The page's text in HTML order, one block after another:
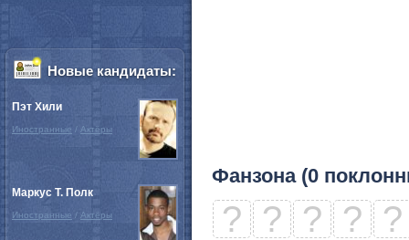
Фанзона (0
? ? ? ? ?
Новые кандидаты:
Пэт Хили
Иностранные / Актёры
Маркус Т. Полк
Иностранные / Актёры